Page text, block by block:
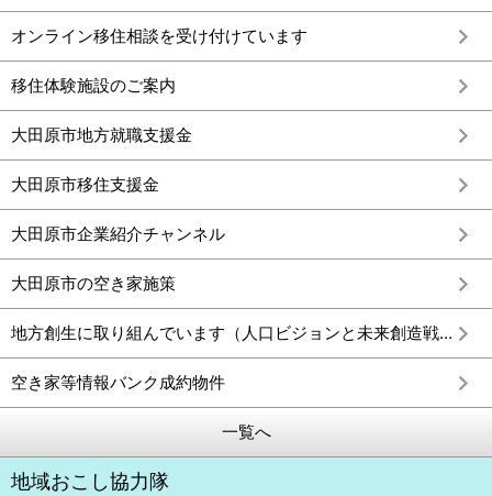
オンライン移住相談を受け付けています
移住体験施設のご案内
大田原市地方就職支援金
大田原市移住支援金
大田原市企業紹介チャンネル
大田原市の空き家施策
地方創生に取り組んでいます（人口ビジョンと未来創造戦略）
空き家等情報バンク成約物件
一覧へ
地域おこし協力隊